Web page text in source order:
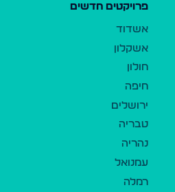
פרויקטים חדשים
אשדוד
אשקלון
חולון
חיפה
ירושלים
טבריה
נהריה
עמנואל
רמלה